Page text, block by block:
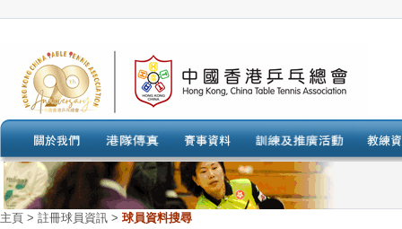
主頁 > 註冊球員資訊 > 球員資料搜尋